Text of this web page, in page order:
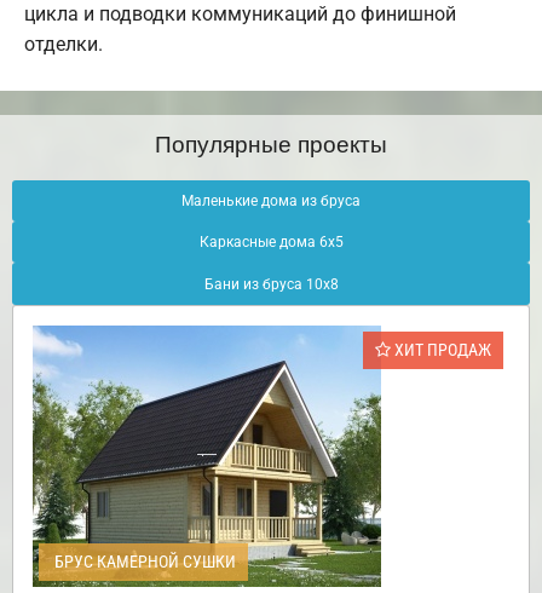
цикла и подводки коммуникаций до финишной
отделки.
Популярные проекты
Маленькие дома из бруса
Каркасные дома 6х5
Бани из бруса 10х8
ХИТ ПРОДАЖ
БРУС КАМЕРНОЙ СУШКИ